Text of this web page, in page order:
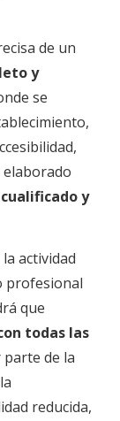
de un
y
se
elaborado
y
actividad
profesional
que
todas las
de la
reducida,